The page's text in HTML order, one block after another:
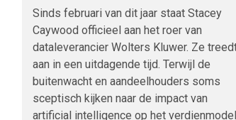
Sinds februari van dit jaar staat Stacey
Caywood officieel aan het roer van
dataleverancier Wolters Kluwer. Ze
aan in een uitdagende tijd. Terwijl de
buitenwacht en aandeelhouders soms
sceptisch kijken naar de impact van
artificial intelligence op het verdienmodel